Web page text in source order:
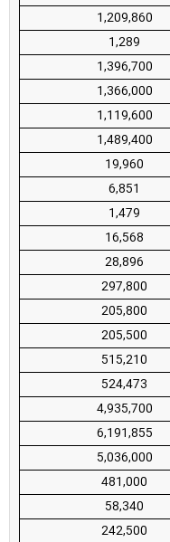
1,209,860
1,289
1,396,700
1,366,000
1,119,600
1,489,400
19,960
6,851
1,479
16,568
28,896
297,800
205,800
205,500
515,210
524,473
4,935,700
6,191,855
5,036,000
481,000
58,340
242,500